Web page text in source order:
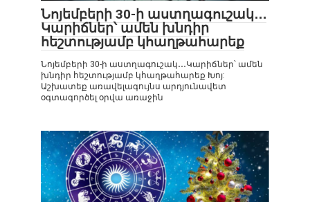
Նոյեմբերի 30-ի աստղագուշակ․․․
Կարիճներ՝ ամեն խնդիր
հեշտությամբ կհաղթահարեք
Նոյեմբերի 30-ի աստղագուշակ․․․Կարիճներ՝ ամեն
խնդիր հեշտությամբ կհաղթահարեք Խոյ:
Աշխատեք առավելագույնս արդյունավետ
օգտագործել օրվա առաջին